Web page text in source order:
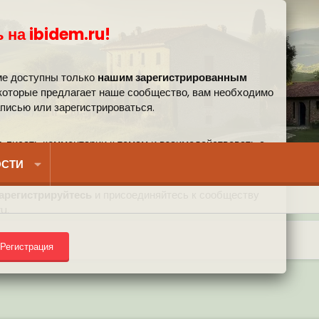
на ibidem.ru!
доступны только нашим зарегистрированным
предлагает наше сообщество, вам необходимо
или зарегистрироваться.
комментарии к темам и взаимодействовать с
Регистрация
на форуме